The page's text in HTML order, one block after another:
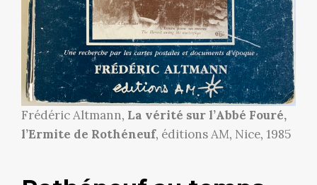
Frédéric Altmann, La vérité sur l’Abbé Fouré,
l’Ermite de Rothéneuf, éditions AM, Nice, 1985